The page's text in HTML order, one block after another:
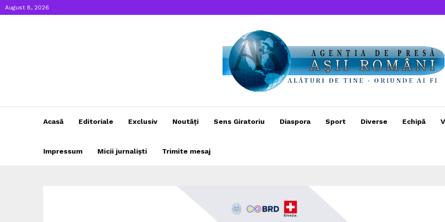
August 8, 2026
Acasă Editoriale Exclusiv Noutăți Sens Giratoriu Diaspora Sport Diverse Echipă
Impressum Micii jurnaliști Trimite mesaj